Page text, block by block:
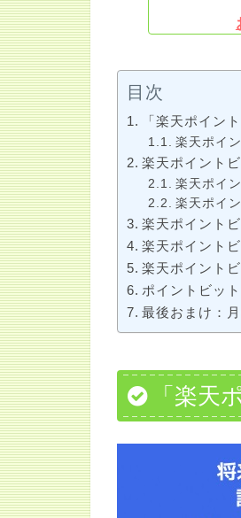
目次
「楽天ポイン
楽天ポイ
楽天ポイント
楽天ポイ
楽天ポイ
楽天ポイント
楽天ポイント
楽天ポイント
ポイントビッ
最後おまけ：
「楽天